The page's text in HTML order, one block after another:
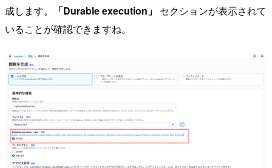
成します。
「Durable execution」 セクションが表示されて
いることが確認できますね。